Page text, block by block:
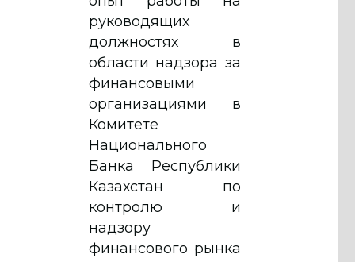
руководящих
должностях в
области надзора за
финансовыми
организациями в
Комитете
Национального
Банка Республики
Казахстан по
контролю и
надзору
финансового рынка